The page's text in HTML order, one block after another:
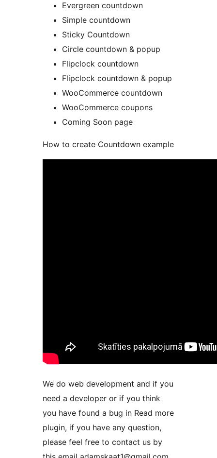
Evergreen countdown
Simple countdown
Sticky Countdown
Circle countdown & popup
Flipclock countdown
Flipclock countdown & popup
WooCommerce countdown
WooCommerce coupons
Coming Soon page
How to create Countdown example
We do web development and if you
need a developer or if you think
you have found a bug in Read more
plugin, if you have any question,
please feel free to contact us by